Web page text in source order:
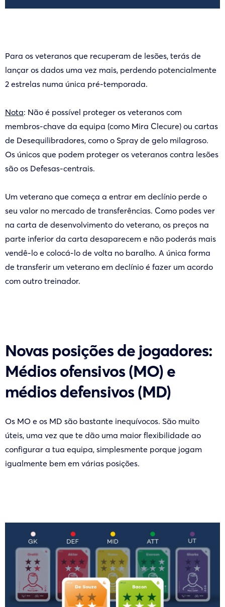
Para os veteranos que recuperam de lesões, terás de
lançar os dados uma vez mais, perdendo potencialmente
2 estrelas numa única pré-temporada.
Nota: Não é possível proteger os veteranos com
membros-chave da equipa (como Mira Clecure) ou cartas
de Desequilibradores, como o Spray de gelo milagroso.
Os únicos que podem proteger os veteranos contra lesões
são os Defesas-centrais.
Um veterano que começa a entrar em declínio perde o
seu valor no mercado de transferências. Como podes ver
na carta de desenvolvimento do veterano, os preços na
parte inferior da carta desaparecem e não poderás mais
vendê-lo e colocá-lo de volta no baralho. A única forma
de transferir um veterano em declínio é fazer um acordo
com outro treinador.
Novas posições de jogadores:
Médios ofensivos (MO) e
médios defensivos (MD)
Os MO e os MD são bastante inequívocos. São muito
úteis, uma vez que te dão uma maior flexibilidade ao
configurar a tua equipa, simplesmente porque jogam
igualmente bem em várias posições.